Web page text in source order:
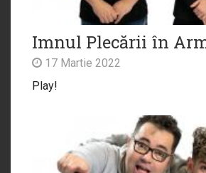
Imnul Plecării în
17 Martie 2022
Play!